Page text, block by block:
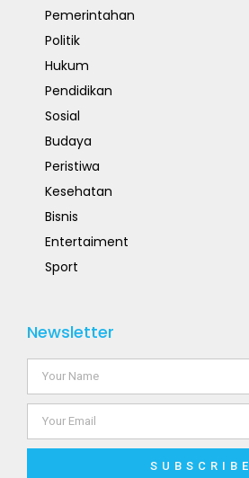
Pemerintahan
Politik
Hukum
Pendidikan
Sosial
Budaya
Peristiwa
Kesehatan
Bisnis
Entertaiment
Sport
Newsletter
SUBSCRIBE